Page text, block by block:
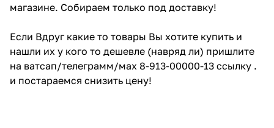
магазине. Собираем только под доставку!
Если Вдруг какие то товары Вы хотите купить и
нашли их у кого то дешевле (навряд ли) пришлите
на ватсап/телеграмм/мах 8-913-00000-13 ссылку .
и постараемся снизить цену!